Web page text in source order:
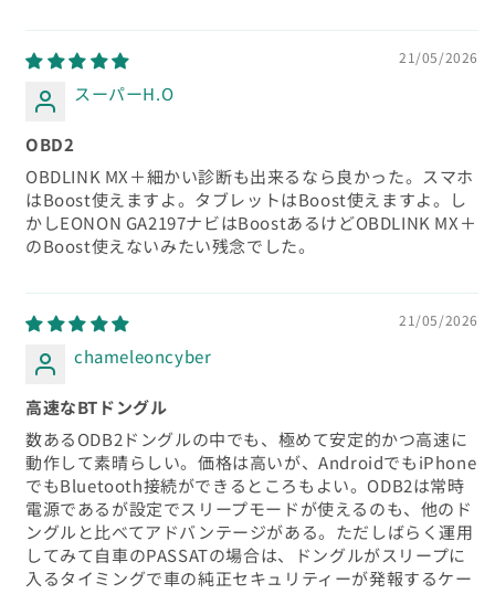
21/05/2026
スーパーH.O
OBD2
OBDLINK MX＋細かい診断も出来るなら良かった。スマホ
はBoost使えますよ。タブレットはBoost使えますよ。し
かしEONON GA2197ナビはBoostあるけどOBDLINK MX＋
のBoost使えないみたい残念でした。
21/05/2026
chameleoncyber
高速なBTドングル
数あるODB2ドングルの中でも、極めて安定的かつ高速に
動作して素晴らしい。価格は高いが、AndroidでもiPhone
でもBluetooth接続ができるところもよい。ODB2は常時
電源であるが設定でスリープモードが使えるのも、他のド
ングルと比べてアドバンテージがある。ただしばらく運用
してみて自車のPASSATの場合は、ドングルがスリープに
入るタイミングで車の純正セキュリティーが発報するケー